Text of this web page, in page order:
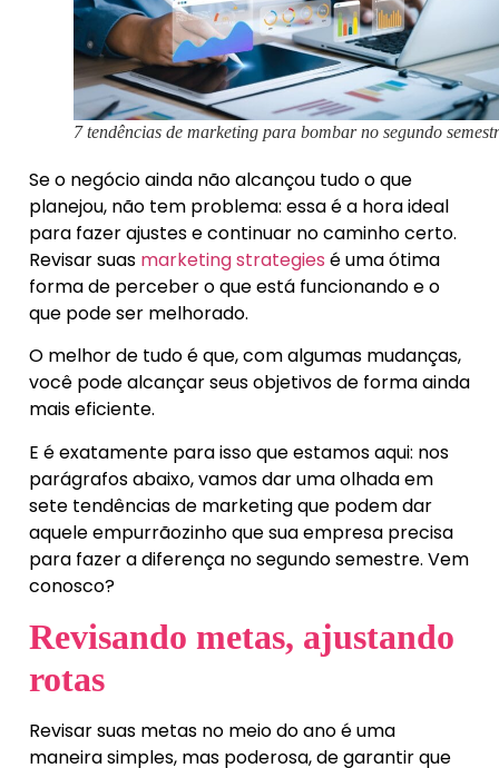
7 tendências de marketing para bombar no segundo
Se o negócio ainda não alcançou tudo o que
planejou, não tem problema: essa é a hora ideal
para fazer ajustes e continuar no caminho certo.
Revisar suas marketing strategies é uma ótima
forma de perceber o que está funcionando e o
que pode ser melhorado.
O melhor de tudo é que, com algumas mudanças,
você pode alcançar seus objetivos de forma ainda
mais eficiente.
E é exatamente para isso que estamos aqui: nos
parágrafos abaixo, vamos dar uma olhada em
sete tendências de marketing que podem dar
aquele empurrãozinho que sua empresa precisa
para fazer a diferença no segundo semestre. Vem
conosco?
Revisando metas, ajustando
rotas
Revisar suas metas no meio do ano é uma
maneira simples, mas poderosa, de garantir que